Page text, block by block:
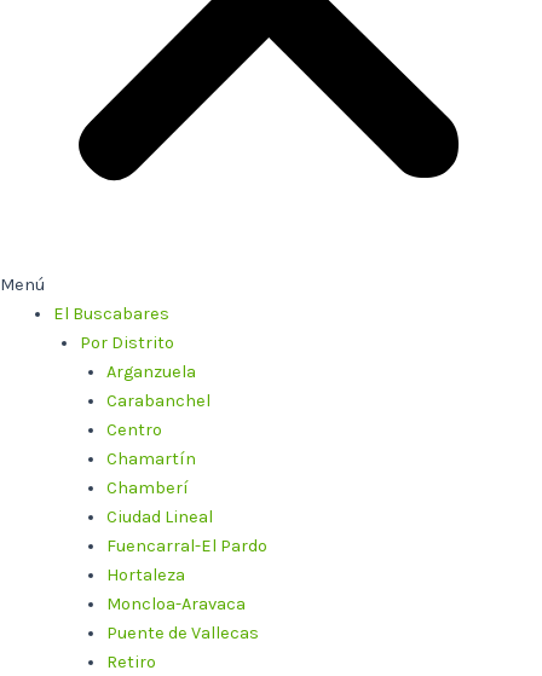
Menú
El Buscabares
Por Distrito
Arganzuela
Carabanchel
Centro
Chamartín
Chamberí
Ciudad Lineal
Fuencarral-El Pardo
Hortaleza
Moncloa-Aravaca
Puente de Vallecas
Retiro